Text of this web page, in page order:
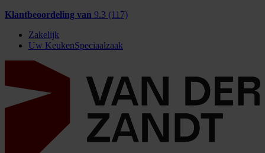
Klantbeoordeling van 9.3 (117)
Zakelijk
Uw KeukenSpeciaalzaak